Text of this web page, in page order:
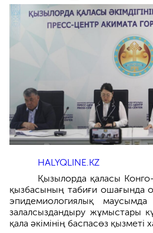
HALYQLINE.KZ
Қызылорда қаласы
қызбасының табиғи ошағында
эпидемиологиялық
залалсыздандыру жұмыстары
қала әкімінің баспасөз қызметі